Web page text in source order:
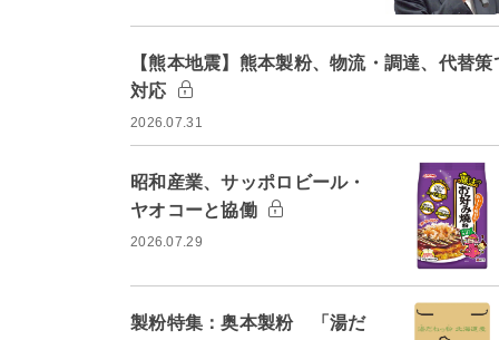
【熊本地震】熊本製粉、物流・調達、代替策
対応
2026.07.31
昭和産業、サッポロビール・
ヤオコーと協働
2026.07.29
製粉特集：奥本製粉 「湯だ